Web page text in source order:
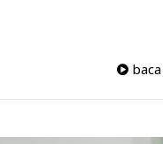
baca